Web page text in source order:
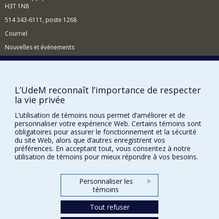
H3T 1N8
514 343-6111, poste 1268
Courriel
Nouvelles et événements
Plan du site
Accessibilité
FACULTÉ DES ARTS ET DES SCIENCES
Nos départements et écoles
Nos centres d'études
L’UdeM reconnaît l’importance de respecter
la vie privée
L’utilisation de témoins nous permet d’améliorer et de
personnaliser votre expérience Web. Certains témoins sont
obligatoires pour assurer le fonctionnement et la sécurité
du site Web, alors que d’autres enregistrent vos
préférences. En acceptant tout, vous consentez à notre
utilisation de témoins pour mieux répondre à vos besoins.
Personnaliser les
témoins
>
Tout refuser